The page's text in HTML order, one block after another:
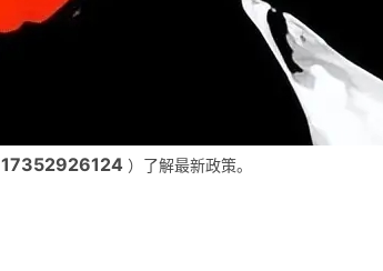
17352926124 ）了解最新政策。